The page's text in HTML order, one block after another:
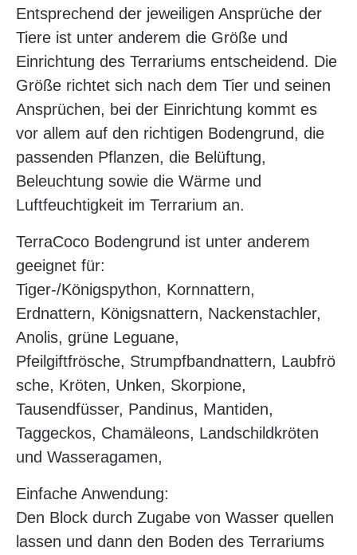
Entsprechend der jeweiligen Ansprüche der
Tiere ist unter anderem die Größe und
Einrichtung des Terrariums entscheidend. Die
Größe richtet sich nach dem Tier und seinen
Ansprüchen, bei der Einrichtung kommt es
vor allem auf den richtigen Bodengrund, die
passenden Pflanzen, die Belüftung,
Beleuchtung sowie die Wärme und
Luftfeuchtigkeit im Terrarium an.
TerraCoco Bodengrund ist unter anderem
geeignet für:
Tiger-/Königspython, Kornnattern,
Erdnattern, Königsnattern, Nackenstachler,
Anolis, grüne Leguane,
Pfeilgiftfrösche, Strumpfbandnattern, Laubfrö
sche, Kröten, Unken, Skorpione,
Tausendfüsser, Pandinus, Mantiden,
Taggeckos, Chamäleons, Landschildkröten
und Wasseragamen,
Einfache Anwendung:
Den Block durch Zugabe von Wasser quellen
lassen und dann den Boden des Terrariums